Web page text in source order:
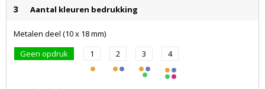
3 Aantal kleuren bedrukking
Metalen deel (10 x 18 mm)
Geen opdruk
1 2 3 4